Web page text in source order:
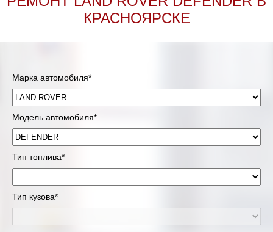
КРАСНОЯРСКЕ
Марка автомобиля*
Модель автомобиля*
Тип топлива*
Тип кузова*